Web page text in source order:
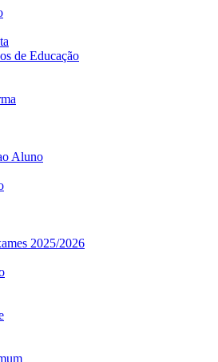
de Educação
Aluno
2025/2026